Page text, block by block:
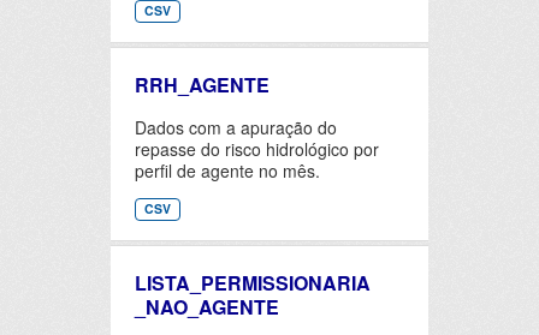
CSV
RRH_AGENTE
Dados com a apuração do
repasse do risco hidrológico por
perfil de agente no mês.
CSV
LISTA_PERMISSIONARIA
_NAO_AGENTE